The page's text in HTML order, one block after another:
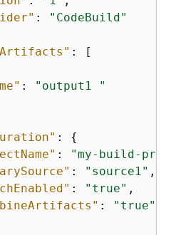
:
"CodeBuild"
: [
:
"output1 "
: {
:
"my-build-
: "source1" ,
: "true" ,
:
"true"